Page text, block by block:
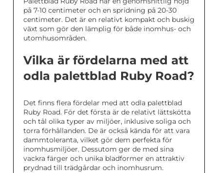
på 7-10 centimeter och en spridning på 20-30
centimeter. Det är en relativt kompakt och buskig
växt som gör den lämplig för både inomhus- och
utomhusområden.
Vilka är fördelarna med att
odla palettblad Ruby Road?
Det finns flera fördelar med att odla palettblad
Ruby Road. För det första är de relativt lättskötta
och tål olika typer av miljöer, inklusive soliga och
torra förhållanden. De är också kända för att vara
dammtoleranta, vilket gör dem perfekta för
inomhusmiljöer. Dessutom ger de med sina
vackra färger och unika bladformer en attraktiv
prydnad till trädgårdar och inomhusrum.